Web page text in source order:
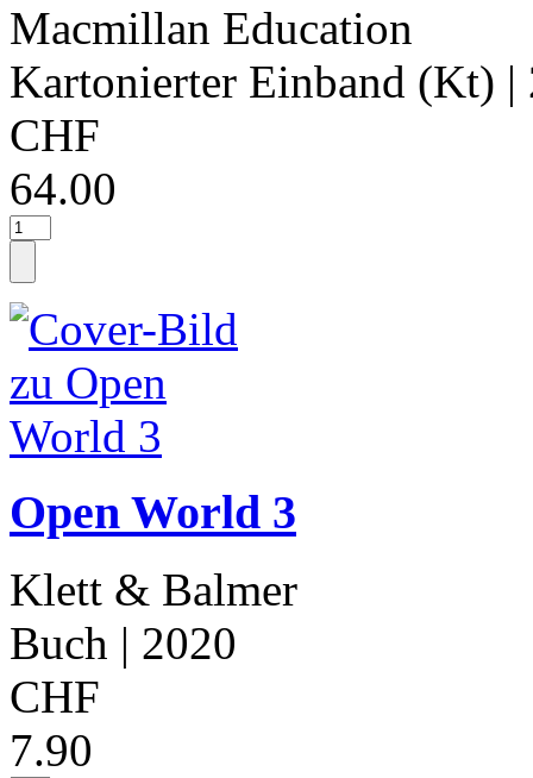
Macmillan Education
Kartonierter Einband (Kt) |
CHF
64.00
Open World 3
Klett & Balmer
Buch | 2020
CHF
7.90